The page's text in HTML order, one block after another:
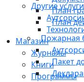
Другие услуги
Магазин
Журналы
Книги
Программы
План
План
Пожарная
Пакет